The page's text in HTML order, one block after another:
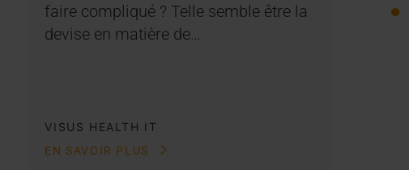
faire compliqué ? Telle semble être la
devise en matière de…
VISUS HEALTH IT
EN SAVOIR PLUS